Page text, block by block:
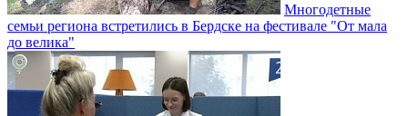
Многодетные
семьи региона встретились в Бердске на фестивале "От мала
до велика"